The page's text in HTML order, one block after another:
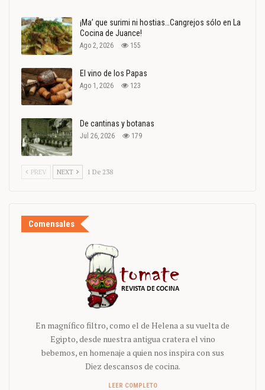
¡Ma’ que surimi ni hostias…Cangrejos sólo en La
Cocina de Juance!
Ago 2, 2026 155
El vino de los Papas
Ago 1, 2026 123
De cantinas y botanas
Jul 26, 2026 179
PREV NEXT 1 De 238
Comensales
En magnífico filtro, como el de Helena a su vuelta de
Egipto, desde nuestra antigua cratera el vino
bebemos, en homenaje a quien nos inspira con sus
Diez descansos de cocina.
LEER COMPLETO